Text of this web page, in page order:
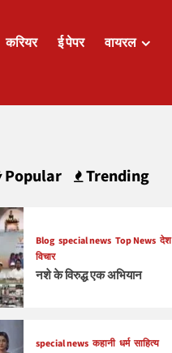
करियर ई पेपर वायरल
Popular Trending
Blog special news Top News देश
विचार
नशे के विरुद्ध एक अभियान
special news कहानी धर्म साहित्य